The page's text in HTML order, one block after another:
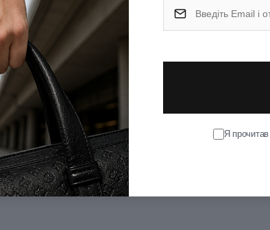
Маленький Ширина (см)
Ексклюзивний Країна збірки
Довічна
Я прочитав